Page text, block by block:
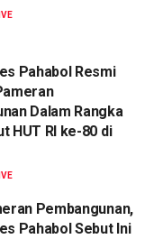
Pahabol Resmi
Dalam Rangka
HUT RI ke-80 di
Pembangunan,
Pahabol Sebut Ini